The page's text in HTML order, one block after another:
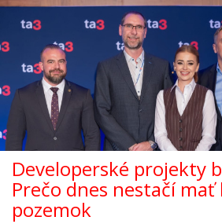
Developerské projekty
Prečo dnes nestačí
pozemok